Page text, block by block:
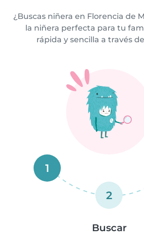
¿Buscas niñera en Florencia de
la niñera perfecta para tu
rápida y sencilla a través
1
2
Buscar